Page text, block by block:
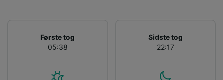
Første tog
05:38
Sidste tog
22:17